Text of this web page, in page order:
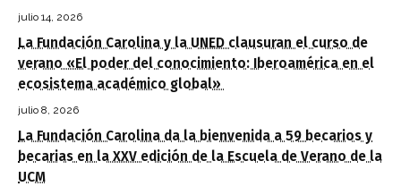
julio 14, 2026
La Fundación Carolina y la UNED clausuran el curso de
verano «El poder del conocimiento: Iberoamérica en el
ecosistema académico global»
julio 8, 2026
La Fundación Carolina da la bienvenida a 59 becarios y
becarias en la XXV edición de la Escuela de Verano de la
UCM